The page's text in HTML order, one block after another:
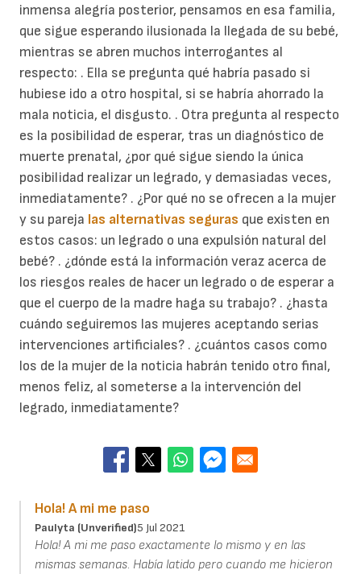
inmensa alegría posterior, pensamos en esa familia,
que sigue esperando ilusionada la llegada de su bebé,
mientras se abren muchos interrogantes al
respecto: . Ella se pregunta qué habría pasado si
hubiese ido a otro hospital, si se habría ahorrado la
mala noticia, el disgusto. . Otra pregunta al respecto
es la posibilidad de esperar, tras un diagnóstico de
muerte prenatal, ¿por qué sigue siendo la única
posibilidad realizar un legrado, y demasiadas veces,
inmediatamente? . ¿Por qué no se ofrecen a la mujer
y su pareja las alternativas seguras que existen en
estos casos: un legrado o una expulsión natural del
bebé? . ¿dónde está la información veraz acerca de
los riesgos reales de hacer un legrado o de esperar a
que el cuerpo de la madre haga su trabajo? . ¿hasta
cuándo seguiremos las mujeres aceptando serias
intervenciones artificiales? . ¿cuántos casos como
los de la mujer de la noticia habrán tenido otro final,
menos feliz, al someterse a la intervención del
legrado, inmediatamente?
Hola! A mi me paso
Paulyta (unverified)5 Jul 2021
Hola! A mi me paso exactamente lo mismo y en las
mismas semanas. Había latido pero cuando me hicieron